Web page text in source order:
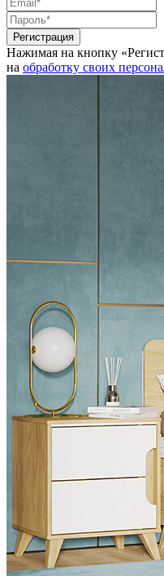
Нажимая на кнопку
на обработку своих